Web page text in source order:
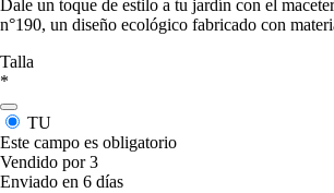
Dale un toque de estilo a tu jardín con el
n°190, un diseño ecológico fabricado con
Talla
*
TU
Este campo es obligatorio
Vendido por 3
Enviado en 6 días